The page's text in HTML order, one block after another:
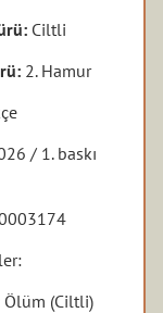
Ciltli
2. Hamur
/ 1. baskı
Ölüm (Ciltli)